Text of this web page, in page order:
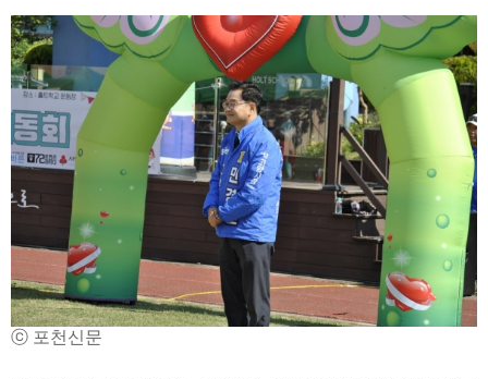
ⓒ 포천신문